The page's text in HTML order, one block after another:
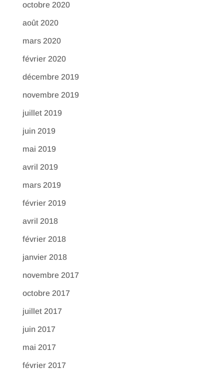
octobre 2020
août 2020
mars 2020
février 2020
décembre 2019
novembre 2019
juillet 2019
juin 2019
mai 2019
avril 2019
mars 2019
février 2019
avril 2018
février 2018
janvier 2018
novembre 2017
octobre 2017
juillet 2017
juin 2017
mai 2017
février 2017